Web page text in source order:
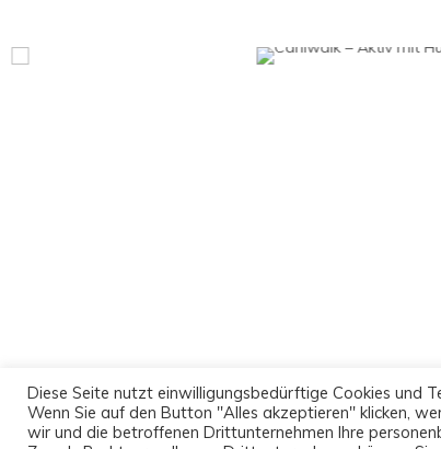
Diese Seite nutzt einwilligungsbedürftige Cookies und
Wenn Sie auf den Button "Alles akzeptieren" klicken,
wir und die betroffenen Drittunternehmen Ihre